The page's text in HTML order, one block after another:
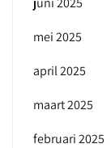
mei 2025
april 2025
maart 2025
februari 2025